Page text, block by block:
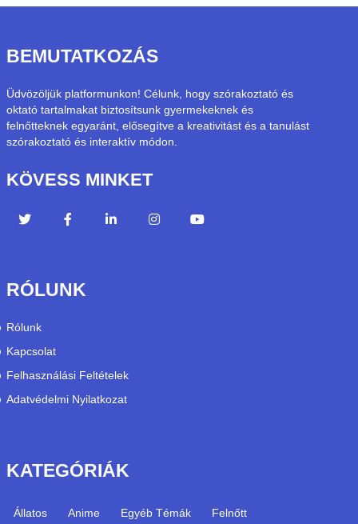
BEMUTATKOZÁS
Üdvözöljük platformunkon! Célunk, hogy szórakoztató és
oktató tartalmakat biztosítsunk gyermekeknek és
felnőtteknek egyaránt, elősegítve a kreativitást és a tanulást
szórakoztató és interaktív módon.
KÖVESS MINKET
RÓLUNK
Rólunk
Kapcsolat
Felhasználási Feltételek
Adatvédelmi Nyilatkozat
KATEGÓRIÁK
Állatos Anime Egyéb Témák Felnőtt